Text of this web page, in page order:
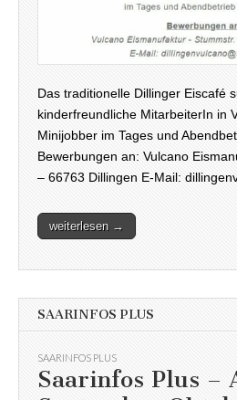
Das traditionelle Dillinger Eiscafé
kinderfreundliche MitarbeiterIn in
Minijobber im Tages und
Bewerbungen an: Vulcano
– 66763 Dillingen E-Mail:
weiterlesen →
SAARINFOS PLUS
SAARINFOS PLUS
Saarinfos Plus –